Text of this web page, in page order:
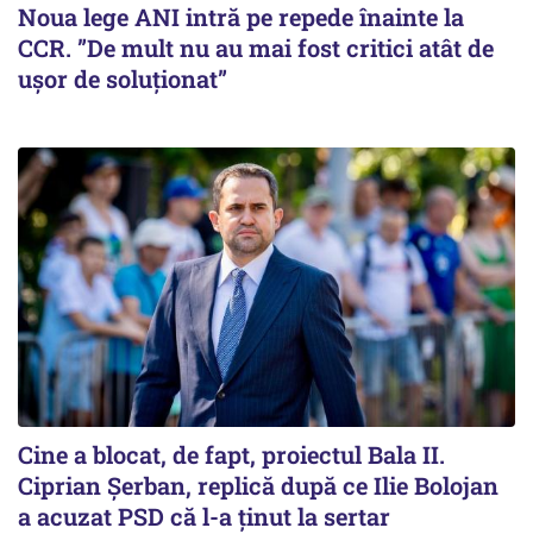
Noua lege ANI intră pe repede înainte la
CCR. ”De mult nu au mai fost critici atât de
ușor de soluționat”
Cine a blocat, de fapt, proiectul Bala II.
Ciprian Șerban, replică după ce Ilie Bolojan
a acuzat PSD că l-a ținut la sertar